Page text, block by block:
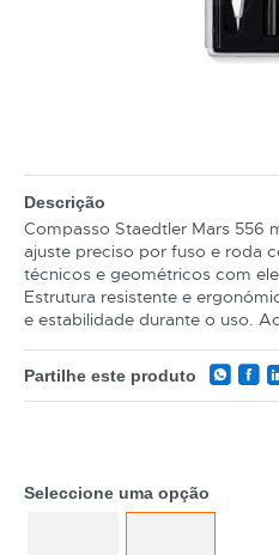
Descrição
Compasso Staedtler Mars 556
ajuste preciso por fuso e roda
técnicos e geométricos com
Estrutura resistente e
e estabilidade durante o uso.
Partilhe este produto
Seleccione uma opção